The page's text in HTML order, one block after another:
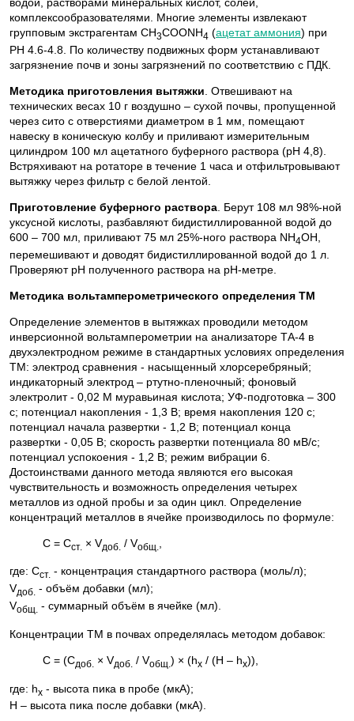
комплексообразователями. Многие элементы извлекают
групповым экстрагентам CH3COONH4 (ацетат аммония) при
РН 4.6-4.8. По количеству подвижных форм устанавливают
загрязнение почв и зоны загрязнений по соответствию с ПДК.
Методика приготовления вытяжки . Отвешивают на
технических весах 10 г воздушно – сухой почвы, пропущенной
через сито с отверстиями диаметром в 1 мм, помещают
навеску в коническую колбу и приливают измерительным
цилиндром 100 мл ацетатного буферного раствора (рН 4,8).
Встряхивают на ротаторе в течение 1 часа и отфильтровывают
вытяжку через фильтр с белой лентой.
Приготовление буферного раствора . Берут 108 мл 98%-ной
уксусной кислоты, разбавляют бидистиллированной водой до
600 – 700 мл, приливают 75 мл 25%-ного раствора NН4OH,
перемешивают и доводят бидистиллированной водой до 1 л.
Проверяют рН полученного раствора на рН-метре.
Методика вольтамперометрического определения ТМ
Определение элементов в вытяжках проводили методом
инверсионной вольтамперометрии на анализаторе ТА-4 в
двухэлектродном режиме в стандартных условиях определения
ТМ: электрод сравнения - насыщенный хлорсеребряный;
индикаторный электрод – ртутно-пленочный; фоновый
электролит - 0,02 М муравьиная кислота; УФ-подготовка – 300
с; потенциал накопления - 1,3 В; время накопления 120 с;
потенциал начала развертки - 1,2 В; потенциал конца
развертки - 0,05 В; скорость развертки потенциала 80 мВ/с;
потенциал успокоения - 1,2 В; режим вибрации 6.
Достоинствами данного метода являются его высокая
чувствительность и возможность определения четырех
металлов из одной пробы и за один цикл. Определение
концентраций металлов в ячейке производилось по формуле:
C = Cст. × Vдоб. / Vобщ.
где: Сст. - концентрация стандартного раствора (моль/л);
Vдоб. - объём добавки (мл);
Vобщ. - суммарный объём в ячейке (мл).
Концентрации ТМ в почвах определялась методом добавок:
С = (Сдоб. × Vдоб. / Vобщ. ) × (hx / (H – hx)),
где: hx - высота пика в пробе (мкА);
H – высота пика после добавки (мкА).